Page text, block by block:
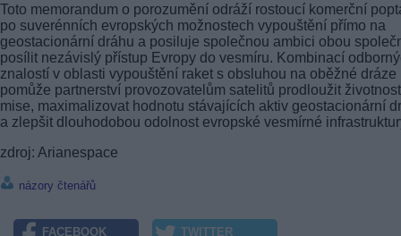
Toto memorandum o porozumění odráží rostoucí komerční
po suverénních evropských možnostech vypouštění přímo na
geostacionární dráhu a posiluje společnou ambici obou
posílit nezávislý přístup Evropy do vesmíru. Kombinací
znalostí v oblasti vypouštění raket s obsluhou na oběžné dráze
pomůže partnerství provozovatelům satelitů prodloužit životnost
mise, maximalizovat hodnotu stávajících aktiv geostacionární
a zlepšit dlouhodobou odolnost evropské vesmírné
zdroj: Arianespace
názory čtenářů
FACEBOOK TWITTER